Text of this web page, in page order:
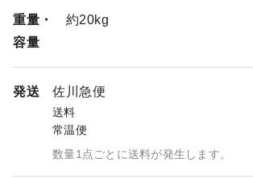
重量・
容量
約20kg
発送 佐川急便
送料
常温便
数量1点ごとに送料が発生します。